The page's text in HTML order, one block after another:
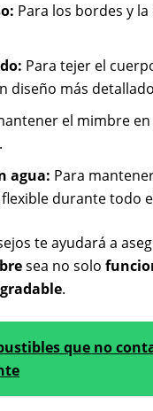
Para los bordes y
Para tejer el
diseño más
el mimbre
agua: Para
durante todo
te ayudará a
sea no solo
.
que no